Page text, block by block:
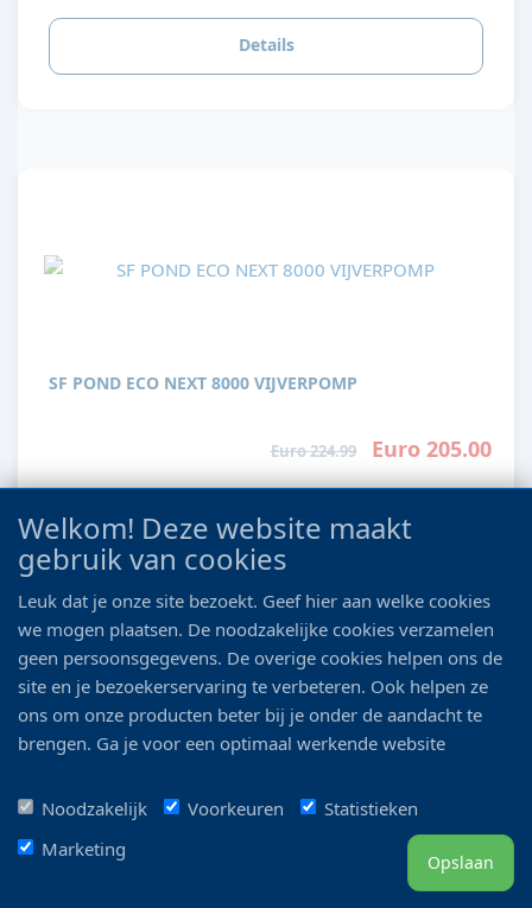
Details
SF POND ECO NEXT 8000 VIJVERPOMP
Euro 224.99 Euro 205.00
Details
BOVIS VIJVERS & AQUARIA
Meer dan 300 soorten tropische vissen, 20 modellen
gezonde en heldere vijver.
Openingstijden
Welkom! Deze website maakt
gebruik van cookies
Leuk dat je onze site bezoekt. Geef hier aan welke cookies
we mogen plaatsen. De noodzakelijke cookies verzamelen
geen persoonsgegevens. De overige cookies helpen ons de
site en je bezoekerservaring te verbeteren. Ook helpen ze
ons om onze producten beter bij je onder de aandacht te
brengen. Ga je voor een optimaal werkende website
Noodzakelijk
Voorkeuren
Statistieken
Marketing
Opslaan